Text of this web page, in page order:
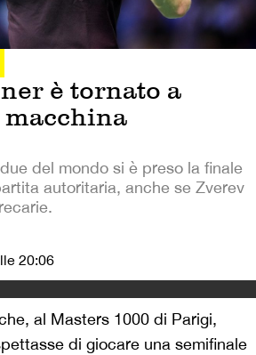
è tornato a
macchina
del mondo si è preso la finale
autoritaria, anche se Zverev
20:06
al Masters 1000 di Parigi,
di giocare una semifinale